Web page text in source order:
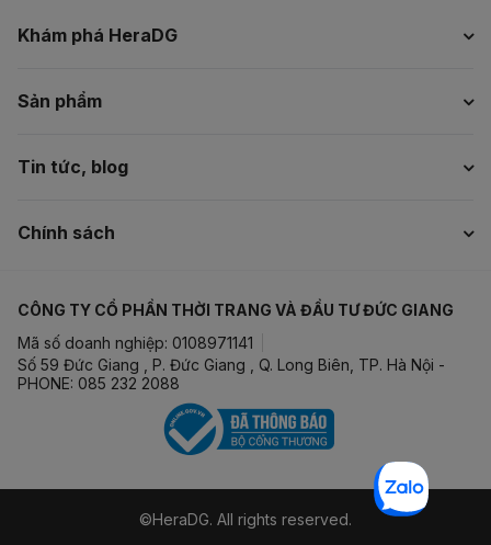
Khám phá HeraDG
Sản phẩm
Tin tức, blog
Chính sách
CÔNG TY CỔ PHẦN THỜI TRANG VÀ ĐẦU TƯ ĐỨC GIANG
Mã số doanh nghiệp: 0108971141
Số 59 Đức Giang , P. Đức Giang , Q. Long Biên, TP. Hà Nội -
PHONE: 085 232 2088
©HeraDG. All rights reserved.